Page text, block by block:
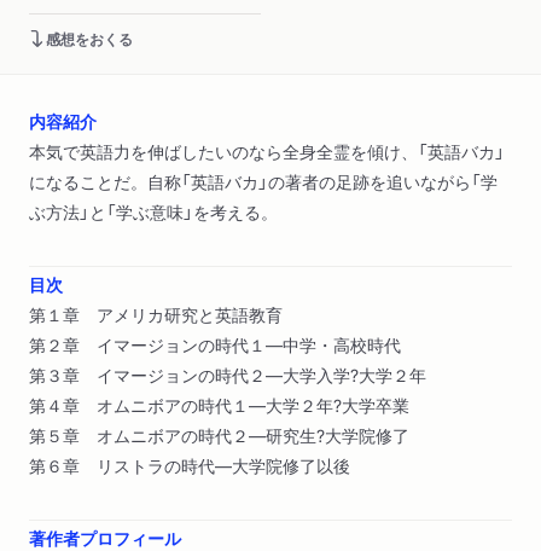
感想をおくる
内容紹介
本気で英語力を伸ばしたいのなら全身全霊を傾け、「英語バカ」
になることだ。自称「英語バカ」の著者の足跡を追いながら「学
ぶ方法」と「学ぶ意味」を考える。
目次
第１章 アメリカ研究と英語教育
第２章 イマージョンの時代１―中学・高校時代
第３章 イマージョンの時代２―大学入学?大学２年
第４章 オムニボアの時代１―大学２年?大学卒業
第５章 オムニボアの時代２―研究生?大学院修了
第６章 リストラの時代―大学院修了以後
著作者プロフィール